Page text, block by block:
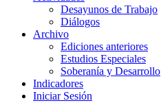
Desayunos de Trabajo
Diálogos
Archivo
Ediciones anteriores
Estudios Especiales
Soberanía y Desarrollo
Indicadores
Iniciar Sesión